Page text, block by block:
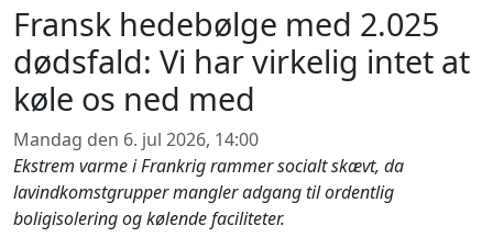
Fransk hedebølge med 2.025
dødsfald: Vi har virkelig intet at
køle os ned med
Mandag den 6. jul 2026, 14:00
Ekstrem varme i Frankrig rammer socialt skævt, da
lavindkomstgrupper mangler adgang til ordentlig
boligisolering og kølende faciliteter.